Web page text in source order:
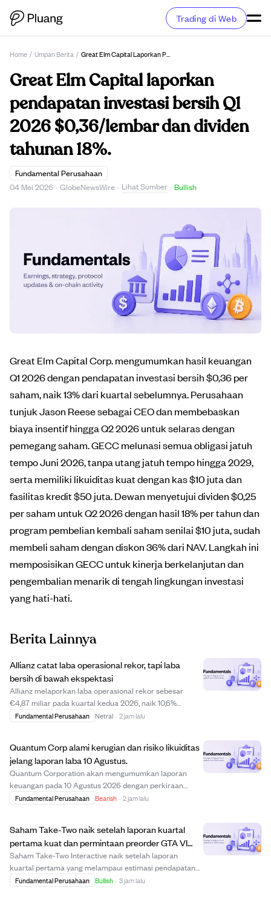
Trading di Web
Home / Umpan Berita / Great Elm Capital Laporkan Pendapatan Investasi Bersih Q1 2026 $0,36/lembar Dan Dividen Tahunan 18%.
Great Elm Capital laporkan
pendapatan investasi bersih Q1
2026 $0,36/lembar dan dividen
tahunan 18%.
Fundamental Perusahaan
04 Mei 2026 · GlobeNewsWire · Lihat Sumber · Bullish
Great Elm Capital Corp. mengumumkan hasil keuangan
Q1 2026 dengan pendapatan investasi bersih $0,36 per
saham, naik 13% dari kuartal sebelumnya. Perusahaan
tunjuk Jason Reese sebagai CEO dan membebaskan
biaya insentif hingga Q2 2026 untuk selaras dengan
pemegang saham. GECC melunasi semua obligasi jatuh
tempo Juni 2026, tanpa utang jatuh tempo hingga 2029,
serta memiliki likuiditas kuat dengan kas $10 juta dan
fasilitas kredit $50 juta. Dewan menyetujui dividen $0,25
per saham untuk Q2 2026 dengan hasil 18% per tahun dan
program pembelian kembali saham senilai $10 juta, sudah
membeli saham dengan diskon 36% dari NAV. Langkah ini
memposisikan GECC untuk kinerja berkelanjutan dan
pengembalian menarik di tengah lingkungan investasi
yang hati-hati.
Berita Lainnya
Allianz catat laba operasional rekor, tapi laba
bersih di bawah ekspektasi
Allianz melaporkan laba operasional rekor sebesar
€4,87 miliar pada kuartal kedua 2026, naik 10,6%
dibanding tahun sebelumnya, didorong oleh kinerja kuat
Fundamental Perusahaan Netral · 2 jam lalu
Quantum Corp alami kerugian dan risiko likuiditas
jelang laporan laba 10 Agustus.
Quantum Corporation akan mengumumkan laporan
keuangan pada 10 Agustus 2026 dengan perkiraan
kerugian $0,15 per saham dan pendapatan $75,05 juta.
-1,45 dan...
Fundamental Perusahaan Bearish · 2 jam lalu
Saham Take-Two naik setelah laporan kuartal
pertama kuat dan permintaan preorder GTA VI
tinggi
Saham Take-Two Interactive naik setelah laporan
kuartal pertama yang melampaui estimasi pendapatan
dan EBITDA, didorong oleh hasil operasional yang kuat.
Fundamental Perusahaan Bullish · 3 jam lalu